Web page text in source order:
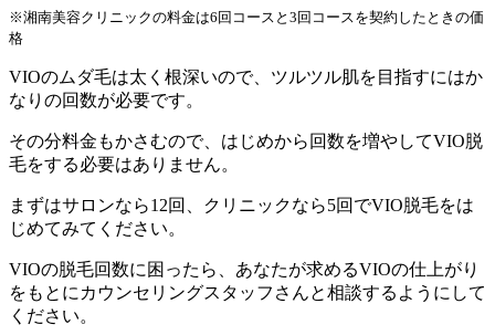
※湘南美容クリニックの料金は6回コースと3回コースを契約したときの価
格
VIOのムダ毛は太く根深いので、ツルツル肌を目指すにはか
なりの回数が必要です。
その分料金もかさむので、はじめから回数を増やしてVIO脱
毛をする必要はありません。
まずはサロンなら12回、クリニックなら5回でVIO脱毛をは
じめてみてください。
VIOの脱毛回数に困ったら、あなたが求めるVIOの仕上がり
をもとにカウンセリングスタッフさんと相談するようにして
ください。